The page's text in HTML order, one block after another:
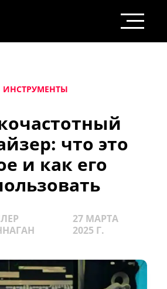
ИНСТРУМЕНТЫ
что это
и как его
27 МАРТА
2025 Г.